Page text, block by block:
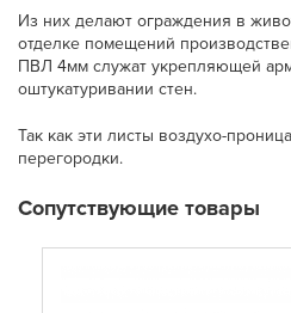
Из них делают ограждения в
отделке помещений
ПВЛ 4мм служат укрепляющей
оштукатуривании стен.
Так как эти листы воздухо-
перегородки.
Сопутствующие товары